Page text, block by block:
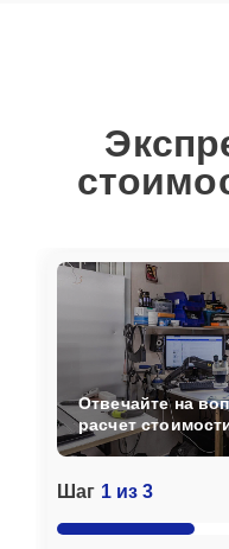
Шаг 1 из 3
Отвечайте на
расчет